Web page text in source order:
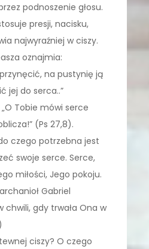
podnoszenie głosu.
presji, nacisku,
najwyraźniej w ciszy.
oznajmia:
na pustynię ją
jej do serca..”
Tobie mówi serce
(Ps 27,8).
czego potrzebna jest
swoje serce. Serce,
miłości, Jego pokoju.
Gabriel
chwili, gdy trwała Ona w
ciszy? O czego